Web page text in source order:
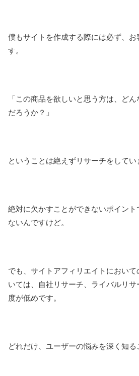
僕もサイトを作成する際には必ず、お
す。
「この商品を欲しいと思う方は、ど
だろうか？」
ということは絶えずリサーチをしてい
絶対に欠かすことができないポイン
ないんですけど。
でも、サイトアフィリエイトにおい
いては、自社リサーチ、ライバルリ
度が低めです。
どれだけ、ユーザーの悩みを深く知る